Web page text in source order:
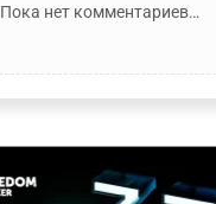
Пока нет комментариев…